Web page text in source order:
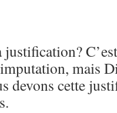
justification?
mais
devons cette